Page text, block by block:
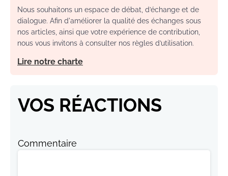
Nous souhaitons un espace de débat, d’échange et de
dialogue. Afin d'améliorer la qualité des échanges sous
nos articles, ainsi que votre expérience de contribution,
nous vous invitons à consulter nos règles d’utilisation.
Lire notre charte
VOS RÉACTIONS
Commentaire